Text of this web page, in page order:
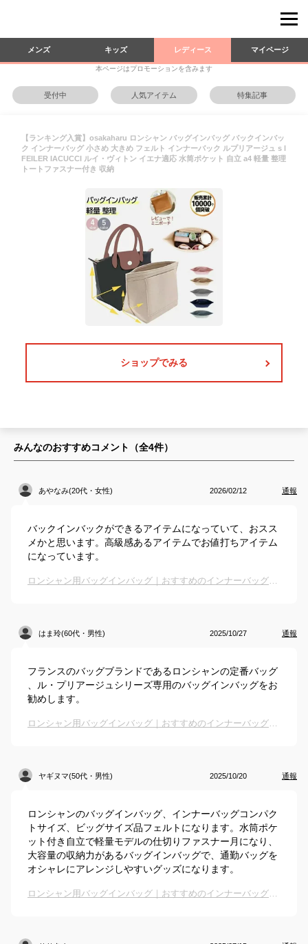
メンズ キッズ レディース マイページ
本ページはプロモーションを含みます
受付中 人気アイテム 特集記事
【ランキング入賞】osakaharu ロンシャン バッグインバッグ バックインバッ
ク インナーバッグ 小さめ 大きめ フェルト インナーバック ルプリアージュ s l
FEILER IACUCCI ルイ・ヴィトン イエナ適応 水筒ポケット 自立 a4 軽量 整理
トートファスナー付き 収納
ショップでみる
みんなのおすすめコメント（全4件）
あやなみ(20代・女性) 2026/02/12 通報
バックインバックができるアイテムになっていて、おスス
メかと思います。高級感あるアイテムでお値打ちアイテム
になっています。
ロンシャン用バッグインバッグ｜おすすめのインナーバッグは？
はま玲(60代・男性) 2025/10/27 通報
フランスのバッグブランドであるロンシャンの定番バッグ
、ル・プリアージュシリーズ専用のバッグインバッグをお
勧めします。
ロンシャン用バッグインバッグ｜おすすめのインナーバッグは？
ヤギヌマ(50代・男性) 2025/10/20 通報
ロンシャンのバッグインバッグ、インナーバッグコンパク
トサイズ、ビッグサイズ品フェルトになります。水筒ポケ
ット付き自立で軽量モデルの仕切りファスナー月になり、
大容量の収納力があるバッグインバッグで、通勤バッグを
オシャレにアレンジしやすいグッズになります。
ロンシャン用バッグインバッグ｜おすすめのインナーバッグは？